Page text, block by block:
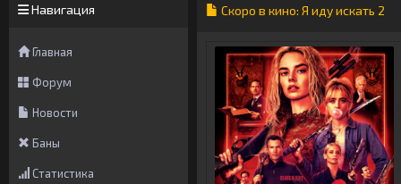
Навигация
Главная
Форум
Новости
Баны
Статистика
Скоро в кино: Я иду искать 2